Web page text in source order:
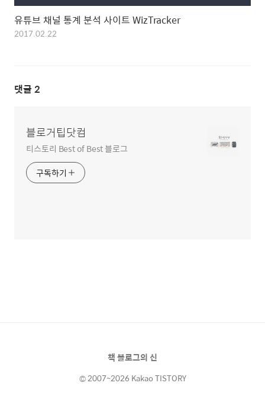
유튜브 채널 통계 분석 사이트 WizTracker
2017.02.22
댓글 2
블로거팁닷컴
티스토리 Best of Best 블로그
구독하기
책 블로그의 신
© 2007~2026 Kakao TISTORY